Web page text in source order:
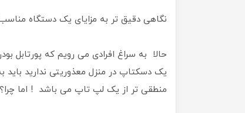
نگاهی دقیق تر به مزایای یک دستگاه
حالا به سراغ افرادی می رویم که پورتابل
یک دسکتاپ در منزل معذوریتی ندارید
منطقی تر از یک لپ تاپ می باشد ! اما چرا؟